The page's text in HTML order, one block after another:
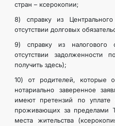
стран – ксерокопии;
8) справку из
отсутствии долговых
9) справку из налогового
отсутствии задолженности
получить здесь);
10) от родителей, которые
нотариально заверенное
имеют претензий по уплате
проживающих за пределами
места жительства